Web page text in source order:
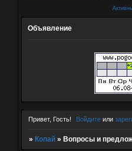
Объявление
Привет, Гость! Войдите или
» Копай » Вопросы и